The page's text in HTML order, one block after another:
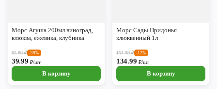
Морс Агуша 200мл виноград,
клюква, ежевика, клубника
65.80₽ -39%
39.99₽/шт
В корзину
Морс Сады Придонья
клюквенный 1л
154.99₽ -12%
134.99 ₽/шт
В корзину